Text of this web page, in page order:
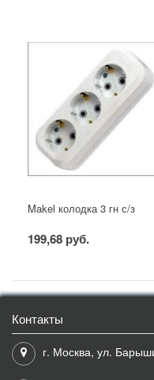
Makel колодка 3 гн с/з
199,68 руб.
Контакты
г. Москва, ул.